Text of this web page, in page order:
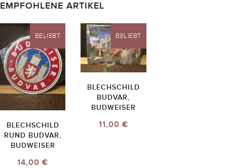
EMPFOHLENE ARTIKEL
BELIEBT
BLECHSCHILD
RUND BUDVAR,
BUDWEISER
14,00 €
BELIEBT
BLECHSCHILD
BUDVAR,
BUDWEISER
11,00 €